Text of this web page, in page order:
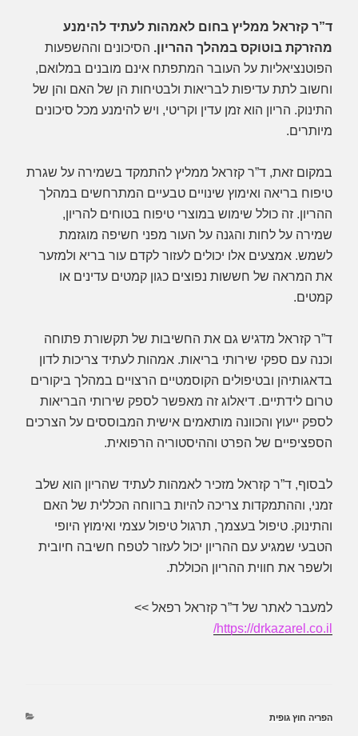
ד”ר קזראל ממליץ בחום לאמהות לעתיד להימנע
מהזרקת בוטוקס במהלך ההריון. הסיכונים וההשפעות
הפוטנציאליות על העובר המתפתח אינם מובנים במלואם,
וחשוב לתת עדיפות לבריאות ולבטיחות הן של האם והן של
התינוק. הריון הוא זמן עדין וקריטי, ויש להימנע מכל סיכונים
מיותרים.
במקום זאת, ד”ר קזראל ממליץ להתמקד בשמירה על שגרת
טיפוח בריאה ואימוץ שינויים טבעיים המתרחשים במהלך
ההריון. זה כולל שימוש במוצרי טיפוח בטוחים להריון,
שמירה על לחות והגנה על העור מפני חשיפה מוגזמת
לשמש. אמצעים אלו יכולים לעזור לקדם עור בריא ולמזער
את המראה של חששות נפוצים כגון קמטים עדינים או
קמטים.
ד”ר קזראל מדגיש גם את החשיבות של תקשורת פתוחה
וכנה עם ספקי שירותי בריאות. אמהות לעתיד צריכות לדון
בדאגותיהן ובטיפולים הקוסמטיים הרצויים במהלך ביקורים
טרום לידתיים. דיאלוג זה מאפשר לספק שירותי הבריאות
לספק ייעוץ והכוונה מותאמים אישית המבוססים על הצרכים
הספציפיים של הפרט וההיסטוריה הרפואית.
לבסוף, ד”ר קזראל מזכיר לאמהות לעתיד שהריון הוא שלב
זמני, וההתמקדות צריכה להיות ברווחה הכללית של האם
והתינוק. טיפול בעצמך, תרגול טיפול עצמי ואימוץ היופי
הטבעי שמגיע עם ההריון יכול לעזור לטפח חשיבה חיובית
ולשפר את חווית ההריון הכוללת.
למעבר לאתר של ד”ר קזראל רפאל >>
https://drkazarel.co.il/
קטגוריות
הפריה חוץ גופית